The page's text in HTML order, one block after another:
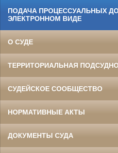
ПОДАЧА ПРОЦЕССУАЛЬНЫХ
ЭЛЕКТРОННОМ ВИДЕ
О СУДЕ
ТЕРРИТОРИАЛЬНАЯ
СУДЕЙСКОЕ СООБЩЕСТВО
НОРМАТИВНЫЕ АКТЫ
ДОКУМЕНТЫ СУДА